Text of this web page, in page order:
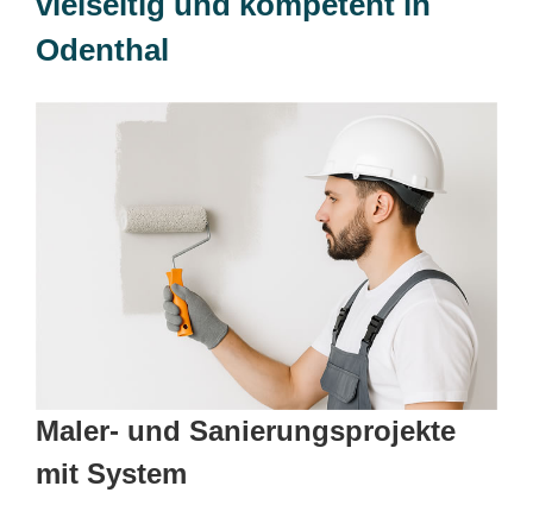
Odenthal
Maler- und Sanierungsprojekte
mit System